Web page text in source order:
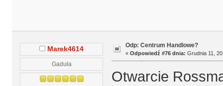
Marek4614
Gaduła
Odp: Centrum Handlowe?
« Odpowiedź #76 dnia: Grudnia 11,
Otwarcie